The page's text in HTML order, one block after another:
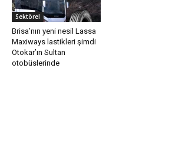
Sektörel
Brisa’nın yeni nesil Lassa
Maxiways lastikleri şimdi
Otokar’ın Sultan
otobüslerinde